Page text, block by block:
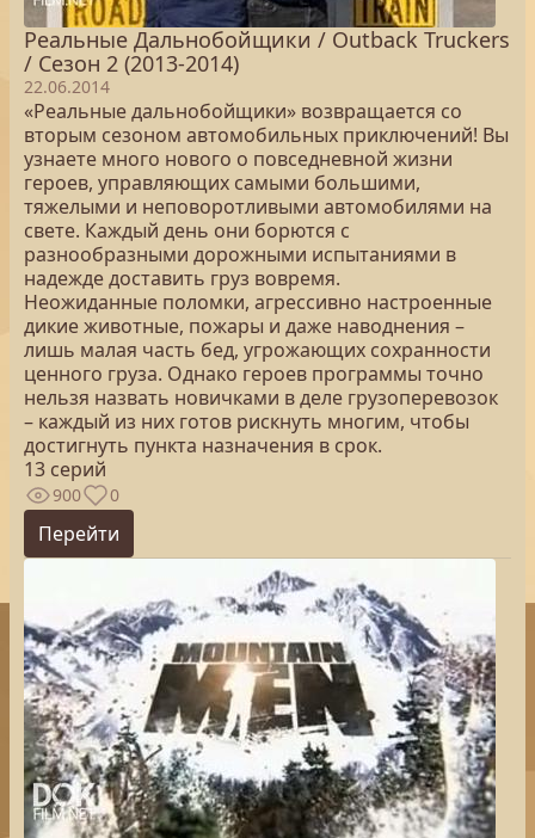
Реальные Дальнобойщики / Outback Truckers
/ Сезон 2 (2013-2014)
22.06.2014
«Реальные дальнобойщики» возвращается со
вторым сезоном автомобильных приключений! Вы
узнаете много нового о повседневной жизни
героев, управляющих самыми большими,
тяжелыми и неповоротливыми автомобилями на
свете. Каждый день они борются с
разнообразными дорожными испытаниями в
надежде доставить груз вовремя.
Неожиданные поломки, агрессивно настроенные
дикие животные, пожары и даже наводнения –
лишь малая часть бед, угрожающих сохранности
ценного груза. Однако героев программы точно
нельзя назвать новичками в деле грузоперевозок
– каждый из них готов рискнуть многим, чтобы
достигнуть пункта назначения в срок.
13 серий
900 0
Перейти